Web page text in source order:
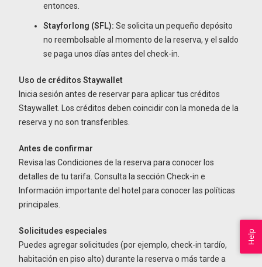
entonces.
Stayforlong (SFL): Se solicita un pequeño depósito
no reembolsable al momento de la reserva, y el saldo
se paga unos días antes del check-in.
Uso de créditos Staywallet
Inicia sesión antes de reservar para aplicar tus créditos
Staywallet. Los créditos deben coincidir con la moneda de la
reserva y no son transferibles.
Antes de confirmar
Revisa las Condiciones de la reserva para conocer los
detalles de tu tarifa. Consulta la sección Check-in e
Información importante del hotel para conocer las políticas
principales.
Solicitudes especiales
Puedes agregar solicitudes (por ejemplo, check-in tardío,
habitación en piso alto) durante la reserva o más tarde a
Help